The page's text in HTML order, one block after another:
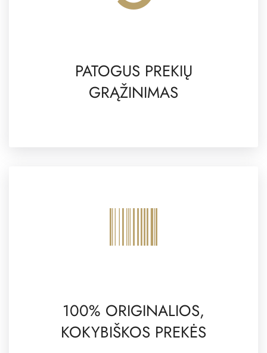
PATOGUS PREKIŲ
GRĄŽINIMAS
100% ORIGINALIOS,
KOKYBIŠKOS PREKĖS